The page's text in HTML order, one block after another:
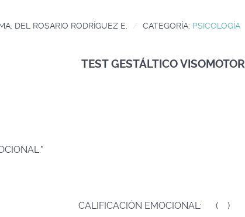
DEL ROSARIO RODRÍGUEZ E. CATEGORÍA: PSICOLOGÍA
TEST GESTÁLTICO VISOMOTOR
CALIFICACIÓN EMOCIONAL: ( )